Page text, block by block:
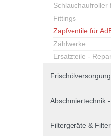
Schlauchaufroller
Fittings
Zapfventile für
Zählwerke
Ersatzteile -
Frischölversorgung
Abschmiertechnik
Filtergeräte & Filter